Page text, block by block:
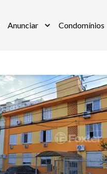
Anunciar Condomínios